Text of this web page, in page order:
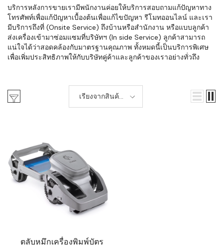
บริการหลังการขายเรามีพนักงานค่อยให้บริการสอบถามแก้ปัญหาทาง
โทรศัพท์เพื่อแก้ปัญหาเบื้องต้นเพื่อแก้ไขปัญหา รีโมทออนไลน์ และเรา
มีบริการถึงที่ (Onsite Service) ถึงบ้านหรือสำนักงาน หรือแบบลูกค้า
ส่งเครื่องเข้ามาซ่อมแซมที่บริษัทฯ (In side Service) ลูกค้าสามารถ
แน่ใจได้ว่าสอดคล้องกับมาตรฐานคุณภาพ ทั้งหมดนี้เป็นบริการพิเศษ
เพื่อเพิ่มประสิทธิภาพให้กับบริษัทคู่ค้าและลูกค้าของเราอย่างทั่วถึง
เรียงจากสินค้า
ใหม่-เก่า
ตลับหมึกเครื่องพิมพ์บัตร